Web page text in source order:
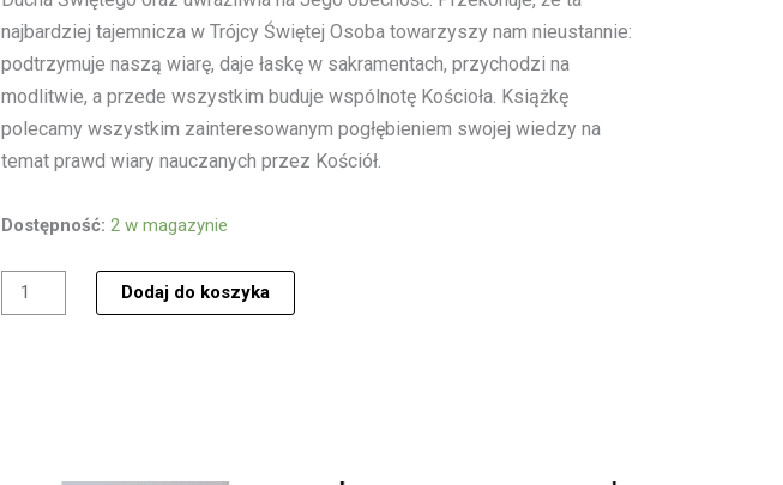
najbardziej tajemnicza w Trójcy Świętej Osoba towarzyszy nam nieustannie:
podtrzymuje naszą wiarę, daje łaskę w sakramentach, przychodzi na
modlitwie, a przede wszystkim buduje wspólnotę Kościoła. Książkę
polecamy wszystkim zainteresowanym pogłębieniem swojej wiedzy na
temat prawd wiary nauczanych przez Kościół.
Dostępność: 2 w magazynie
ilość
dzieło
Ducha
Dodaj do koszyka